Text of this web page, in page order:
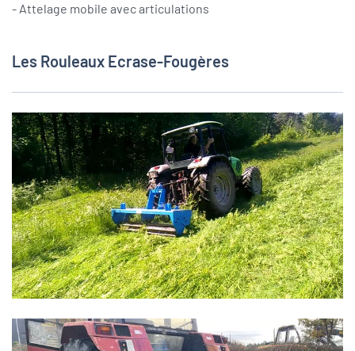
- Attelage mobile avec articulations
Les Rouleaux Ecrase-Fougères